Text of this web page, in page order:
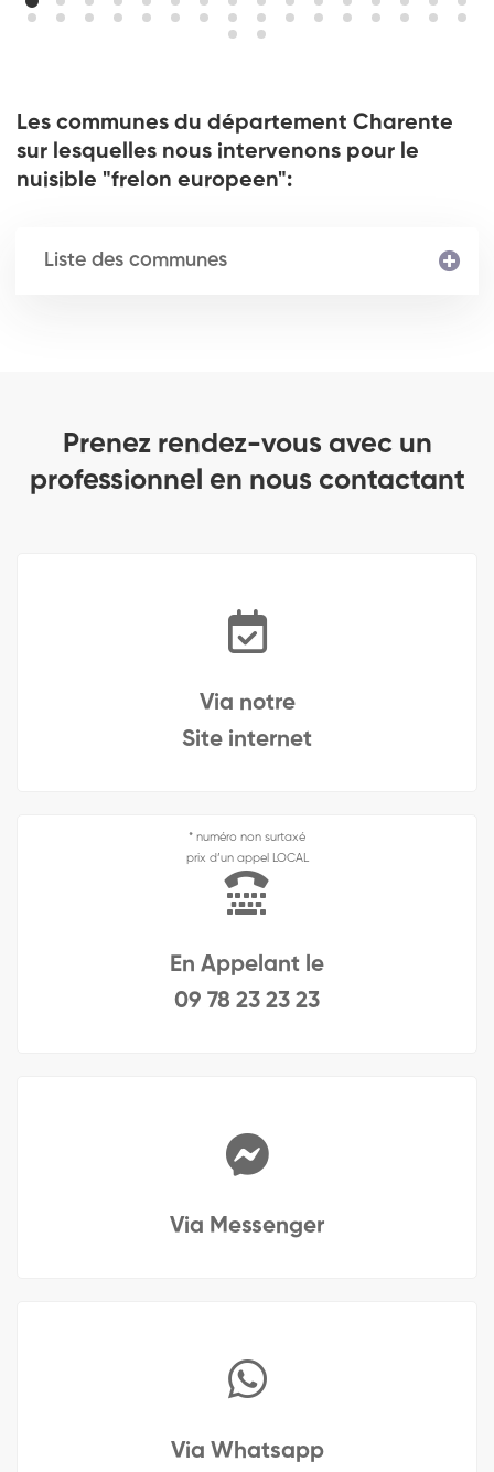
Les communes du département Charente
sur lesquelles nous intervenons pour le
nuisible "frelon europeen":
Liste des communes
Prenez rendez-vous avec un
professionnel en nous contactant
Via notre
Site internet
* numéro non surtaxé
prix d’un appel LOCAL
En Appelant le
09 78 23 23 23
Via Messenger
Via Whatsapp